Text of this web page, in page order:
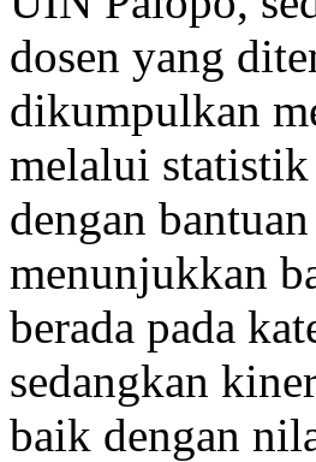
dosen yang
dikumpulkan
melalui statistik
dengan
menunjukkan
berada pada
sedangkan
baik dengan